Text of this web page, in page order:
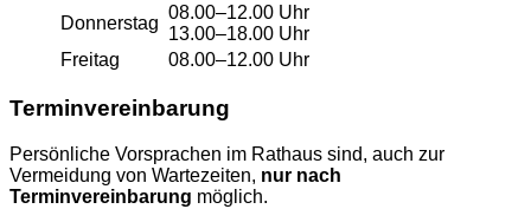
Donnerstag
08.00–12.00 Uhr
13.00–18.00 Uhr
Freitag
08.00–12.00 Uhr
Terminvereinbarung
Persönliche Vorsprachen im Rathaus sind, auch zur
Vermeidung von Wartezeiten, nur nach
Terminvereinbarung möglich.